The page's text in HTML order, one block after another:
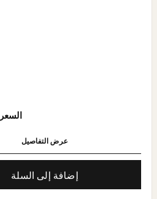
السعر
عرض التفاصيل
إضافة إلى السلة